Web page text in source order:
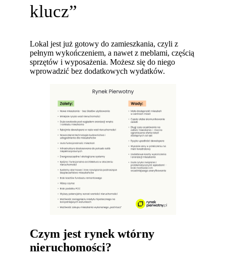
klucz”
Lokal jest już gotowy do zamieszkania, czyli z
pełnym wykończeniem, a nawet z meblami, częścią
sprzętów i wyposażenia. Możesz się do niego
wprowadzić bez dodatkowych wydatków.
Czym jest rynek wtórny
nieruchomości?